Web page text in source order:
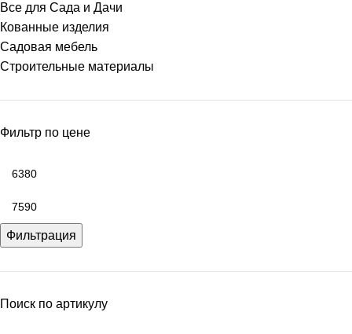
Все для Сада и Дачи
Кованные изделия
Садовая мебель
Строительные материалы
Фильтр по цене
Фильтрация
Поиск по артикулу